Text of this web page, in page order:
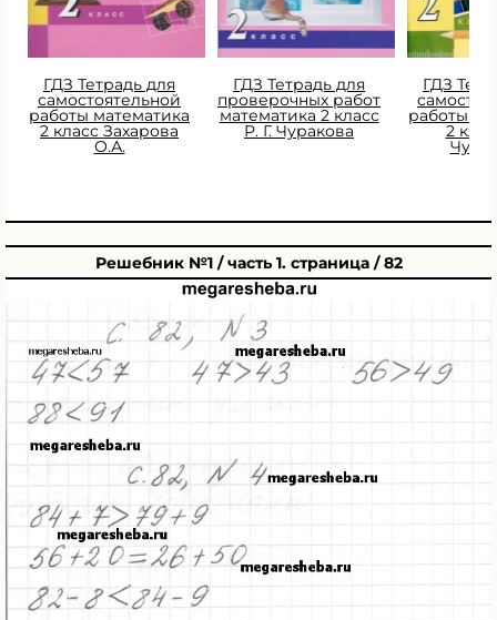
ГДЗ Тетрадь для
самостоятельной
работы математика
2 класс Захарова
О.А.
ГДЗ Тетрадь для
проверочных работ
математика 2 класс
Р. Г. Чуракова
ГДЗ
работы
2
Решебник №1 / часть 1. страница / 82